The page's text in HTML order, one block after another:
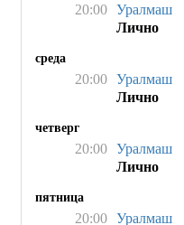
20:00 Уралмаш
Лично
среда
20:00 Уралмаш
Лично
четверг
20:00 Уралмаш
Лично
пятница
20:00 Уралмаш